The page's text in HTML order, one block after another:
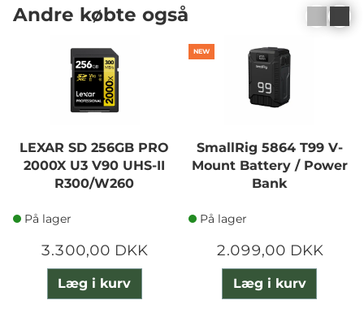
Andre købte også
LEXAR SD 256GB PRO
2000X U3 V90 UHS-II
R300/W260
På lager
3.300,00 DKK
Læg i kurv
NEW
SmallRig 5864 T99 V-
Mount Battery / Power
Bank
På lager
2.099,00 DKK
Læg i kurv